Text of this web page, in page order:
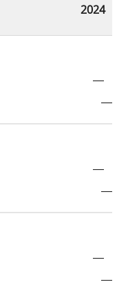
2024
—
—
—
—
—